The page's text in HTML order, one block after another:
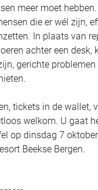
meer moet
die er wél zijn,
In plaats van
achter een desk,
gerichte
tickets in de wallet,
welkom. U gaat
op dinsdag 7
Beekse Bergen.